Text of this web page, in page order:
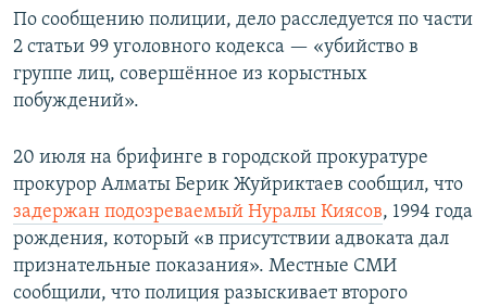
По сообщению полиции, дело расследуется по части
2 статьи 99 уголовного кодекса — «убийство в
группе лиц, совершённое из корыстных
побуждений».
20 июля на брифинге в городской прокуратуре
прокурор Алматы Берик Жуйриктаев сообщил, что
задержан подозреваемый Нуралы Киясов, 1994 года
рождения, который «в присутствии адвоката дал
признательные показания». Местные СМИ
сообщили, что полиция разыскивает второго